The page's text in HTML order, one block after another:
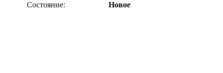
Состояние:
Новое